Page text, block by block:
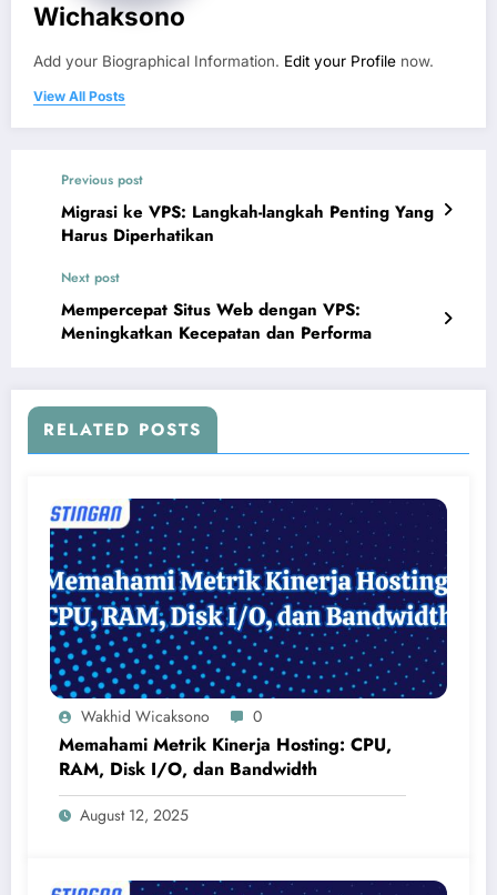
Wichaksono
Add your Biographical Information. Edit your Profile now.
View All Posts
Previous post
Migrasi ke VPS: Langkah-langkah Penting Yang
Harus Diperhatikan
Next post
Mempercepat Situs Web dengan VPS:
Meningkatkan Kecepatan dan Performa
RELATED POSTS
Wakhid Wicaksono 0
Memahami Metrik Kinerja Hosting: CPU,
RAM, Disk I/O, dan Bandwidth
August 12, 2025